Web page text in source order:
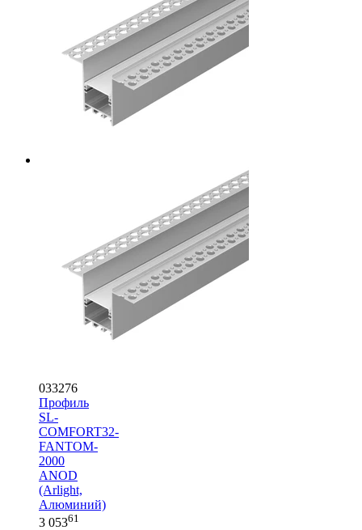
033276
Профиль
SL-
COMFORT32-
FANTOM-
2000
ANOD
(Arlight,
Алюминий)
3 05361